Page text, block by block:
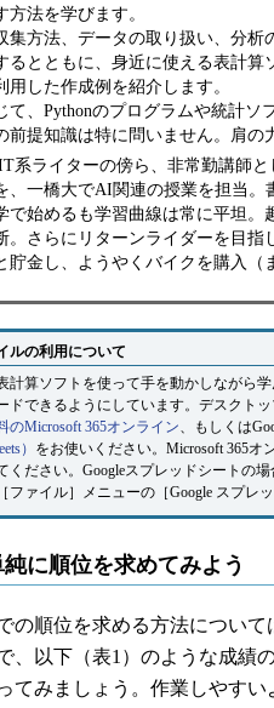
方法を学びます。
方法、データの取り扱い、分析
るとともに、身近に使える表計算
用した作成例を紹介します。
、Pythonのプログラムや統計ソ
提知識は特に問いません。肩の
系ライターの傍ら、非常勤講師
、一橋大でAI関連の授業を担当。
で始めるも学習曲線は常に平坦。
。さらにリターンライダーを目指
貯金し、ようやくバイクを購入（
ルの利用について
算ソフトを使って手を動かしながら
ドできるようにしています。デスクト
のMicrosoft 365オンライン、もしくは
） をお使いください。Microsoft 365オ
ください。Googleスプレッドシートの
ファイル］メニューの［Google スプレ
純に順位を求めてみよう
の順位を求める方法について
、以下（表1）のような成績
てみましょう。作業しやす